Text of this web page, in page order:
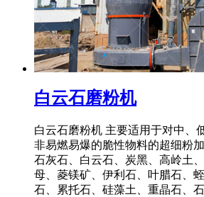
白云石磨粉机
白云石磨粉机 主要适用于对中、
非易燃易爆的脆性物料的超细粉
石灰石、白云石、炭黑、高岭土
母、菱镁矿、伊利石、叶腊石、
石、累托石、硅藻土、重晶石、